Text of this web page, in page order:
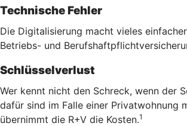
Technische Fehler
Die Digitalisierung macht vieles
Betriebs- und
Schlüsselverlust
Wer kennt nicht den Schreck, wenn der
dafür sind im Falle einer Privatwohnung
übernimmt die R+V die Kosten.1